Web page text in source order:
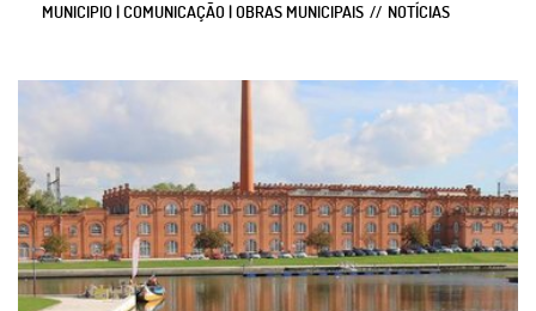
MUNICIPIO | COMUNICAÇÃO | OBRAS MUNICIPAIS NOTÍCIAS